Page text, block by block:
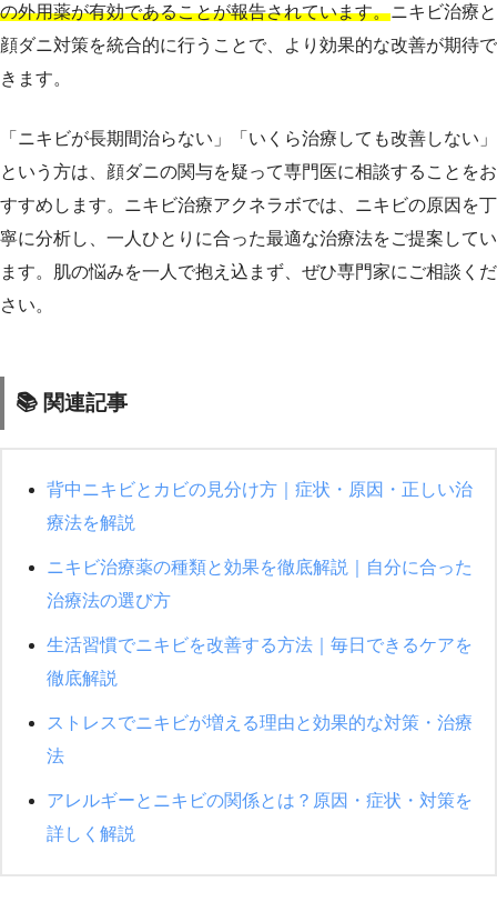
の外用薬が有効であることが報告されています。ニキビ治療と
顔ダニ対策を統合的に行うことで、より効果的な改善が期待で
きます。
「ニキビが長期間治らない」「いくら治療しても改善しない」
という方は、顔ダニの関与を疑って専門医に相談することをお
すすめします。ニキビ治療アクネラボでは、ニキビの原因を丁
寧に分析し、一人ひとりに合った最適な治療法をご提案してい
ます。肌の悩みを一人で抱え込まず、ぜひ専門家にご相談くだ
さい。
📚 関連記事
背中ニキビとカビの見分け方｜症状・原因・正しい治
療法を解説
ニキビ治療薬の種類と効果を徹底解説｜自分に合った
治療法の選び方
生活習慣でニキビを改善する方法｜毎日できるケアを
徹底解説
ストレスでニキビが増える理由と効果的な対策・治療
法
アレルギーとニキビの関係とは？原因・症状・対策を
詳しく解説